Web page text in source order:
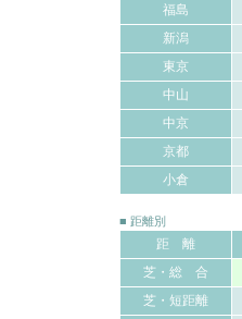
福島
新潟
東京
中山
中京
京都
小倉
■ 距離別
距 離
芝・総 合
芝・短距離